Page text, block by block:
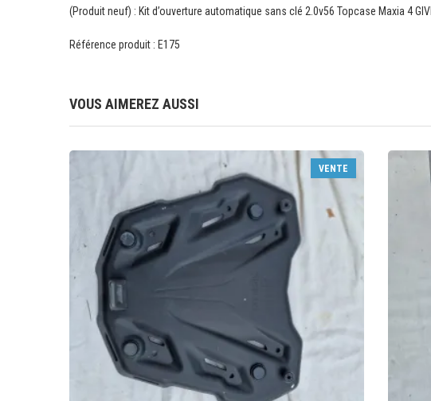
(Produit neuf) : Kit d’ouverture automatique sans clé 2.0v56 Topcase Maxia 4 GIVI
Référence produit : E175
VOUS AIMEREZ AUSSI
VENTE